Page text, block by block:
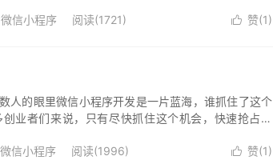
微信小程序 阅读(1721)  赞(1)
人的眼里微信小程序开发是一片蓝海，谁抓住了这个
业者们来说，只有尽快抓住这个机会，快速抢占市
微信小程序 阅读(1996)  赞(1)